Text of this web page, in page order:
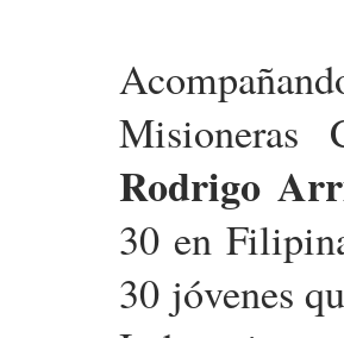
Misioneras
Rodrigo
30 en
30 jóvenes